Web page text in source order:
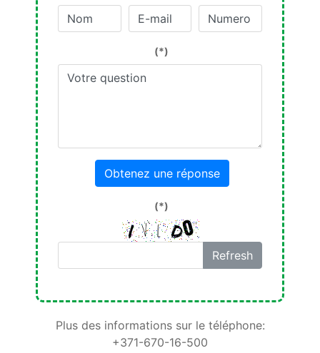
(*)
Obtenez une réponse
(*)
Refresh
Plus des informations sur le téléphone:
+371-670-16-500